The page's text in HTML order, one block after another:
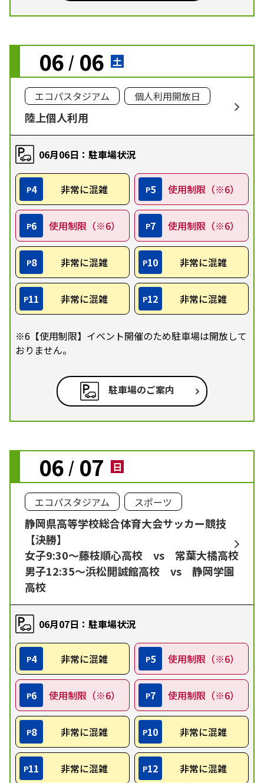
06 / 06 土
エコパスタジアム 個人利用開放日
陸上個人利用
06月06日：駐車場状況
P4 非常に混雑 P5 使用制限（※6）
P6 使用制限（※6） P7 使用制限（※6）
P8 非常に混雑 P10 非常に混雑
P11 非常に混雑 P12 非常に混雑
※6【使用制限】イベント開催のため駐車場は開放して
おりません。
駐車場のご案内
06 / 07 日
エコパスタジアム スポーツ
静岡県高等学校総合体育大会サッカー競技
【決勝】
女子9:30～藤枝順心高校 vs 常葉大橘高校
男子12:35～浜松開誠館高校 vs 静岡学園
高校
06月07日：駐車場状況
P4 非常に混雑 P5 使用制限（※6）
P6 使用制限（※6） P7 使用制限（※6）
P8 非常に混雑 P10 非常に混雑
P11 非常に混雑 P12 非常に混雑